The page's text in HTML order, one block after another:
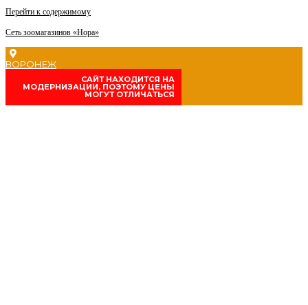
Перейти к содержимому
Сеть зоомагазинов «Нора»
ВОРОНЕЖ
CАЙТ НАХОДИТСЯ НА
МОДЕРНИЗАЦИИ, ПОЭТОМУ ЦЕНЫ
МОГУТ ОТЛИЧАТЬСЯ